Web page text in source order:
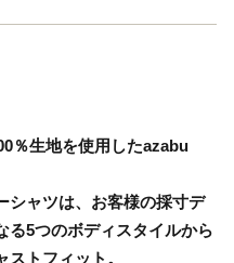
％生地を使用したazabu
シャツは、お客様の採寸デ
る5つのボディスタイルから
トフィット。